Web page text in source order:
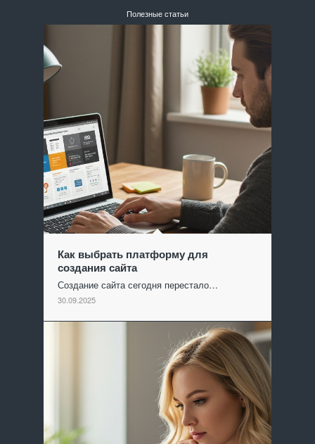
Полезные статьи
Как выбрать платформу для
создания сайта
Создание сайта сегодня перестало…
30.09.2025